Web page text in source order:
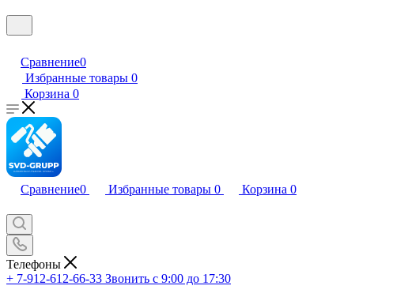
Сравнение0
Избранные товары 0
Корзина 0
Сравнение0 Избранные товары 0 Корзина 0
Телефоны
+ 7-912-612-66-33 Звонить с 9:00 до 17:30